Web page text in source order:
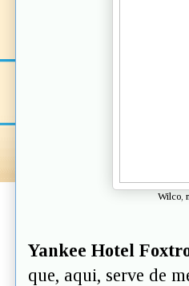
Wilco,
Yankee Hotel
que, aqui, serve de